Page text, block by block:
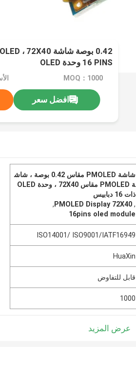
16 PINS وحدة OLED
MOQ：1000
افضل سعر
شاشة PMOLED مقاس 0.42 بوصة ، شاش
ة PMOLED مقاس 72X40 ، وحدة OLED
ذات 16 دبابيس
,
PMOLED Display 72X40
,
16pins oled module
ISO14001/ ISO9001/IATF16949
HuaXin
قابل للتفاوض
1000
عرض المزيد